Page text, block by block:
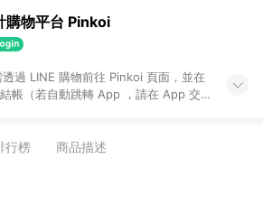
購物平台 Pinkoi
過 LINE 購物前往 Pinkoi 頁面，並在
帳（若自動跳轉 App ，請在 App 交
站方優惠，例如首購優惠，P coins，
退款不在此限。 6. APP 請更新至
行榜 商品描述